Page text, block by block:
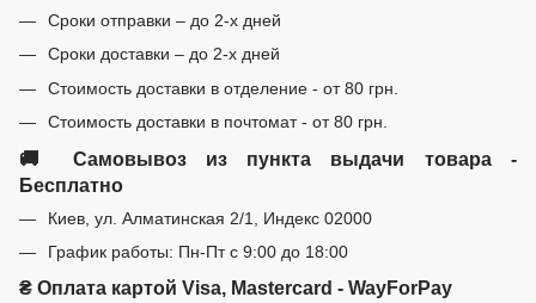
Сроки отправки – до 2-х дней
Сроки доставки – до 2-х дней
Стоимость доставки в отделение - от 80 грн.
Стоимость доставки в почтомат - от 80 грн.
🚚 Самовывоз из пункта выдачи товара -
Бесплатно
Киев, ул. Алматинская 2/1, Индекс 02000
График работы: Пн-Пт с 9:00 до 18:00
₴ Оплата картой Visa, Mastercard - WayForPay